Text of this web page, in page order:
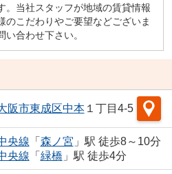
。当社スタッフが地域の賃貸情報
のこだわりやご要望などございま
い合わせ下さい。
阪市東成区中本１丁目4-5
央線 「 森ノ宮 」駅 徒歩8～10分
央線 「 緑橋 」駅 徒歩4分